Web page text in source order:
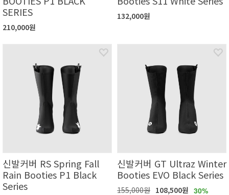
SERIES
210,000원
132,000원
신발커버 RS Spring Fall
Rain Booties P1 Black
Series
신발커버 GT Ultraz Winter
Booties EVO Black Series
155,000원 108,500원 30%